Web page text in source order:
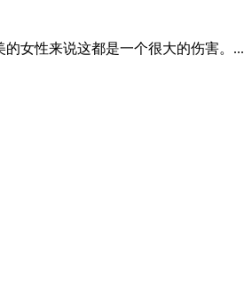
女性来说这都是一个很大的伤害。...